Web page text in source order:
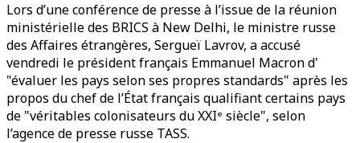
Lors d’une conférence de presse à l’issue de la réunion
ministérielle des BRICS à New Delhi, le ministre russe
des Affaires étrangères, Sergueï Lavrov, a accusé
vendredi le président français Emmanuel Macron d'
"évaluer les pays selon ses propres standards" après les
propos du chef de l’État français qualifiant certains pays
de "véritables colonisateurs du XXIᵉ siècle", selon
l’agence de presse russe TASS.